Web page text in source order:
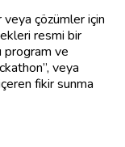
çözümler için
resmi bir
program ve
veya
fikir sunma